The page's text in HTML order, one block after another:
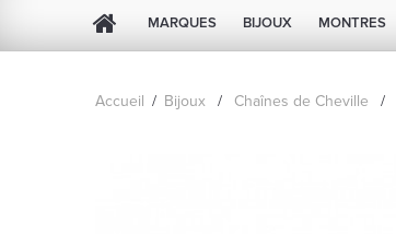
MARQUES BIJOUX MONTRES
Accueil / Bijoux / Chaînes de Cheville /